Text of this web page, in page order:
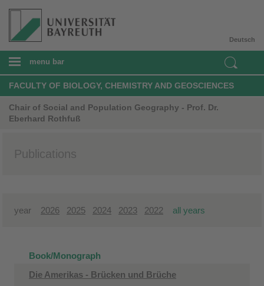
Deutsch
menu bar
FACULTY OF BIOLOGY, CHEMISTRY AND GEOSCIENCES
Chair of Social and Population Geography - Prof. Dr.
Eberhard Rothfuß
Publications
year 2026 2025 2024 2023 2022 all years
Book/Monograph
Die Amerikas - Brücken und Brüche